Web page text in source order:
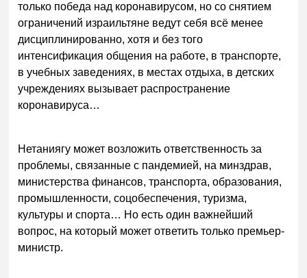
только победа над коронавирусом, но со снятием
ограничений израильтяне ведут себя всё менее
дисциплинированно, хотя и без того
интенсификация общения на работе, в транспорте,
в учебных заведениях, в местах отдыха, в детских
учреждениях вызывает распространение
коронавируса…
Нетаниягу может возложить ответственность за
проблемы, связанные с пандемией, на минздрав,
министерства финансов, транспорта, образования,
промышленности, соцобеспечения, туризма,
культуры и спорта… Но есть один важнейший
вопрос, на который может ответить только премьер-
министр.